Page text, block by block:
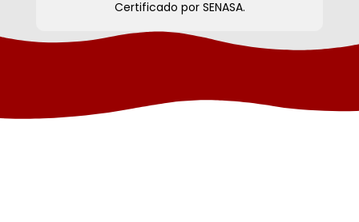
Certificado por SENASA.